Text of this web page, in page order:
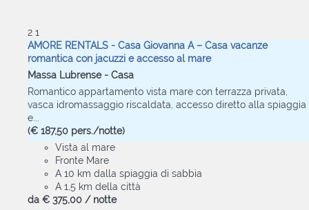
2 1
AMORE RENTALS - Casa Giovanna A – Casa vacanze
romantica con jacuzzi e accesso al mare
Massa Lubrense - Casa
Romantico appartamento vista mare con terrazza privata,
vasca idromassaggio riscaldata, accesso diretto alla spiaggia
e...
(€ 187,50 pers./notte)
Vista al mare
Fronte Mare
A 10 km dalla spiaggia di sabbia
A 1,5 km della città
da € 375,00 / notte